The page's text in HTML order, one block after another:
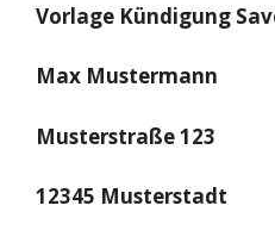
Vorlage Kündigung
Max Mustermann
Musterstraße 123
12345 Musterstadt